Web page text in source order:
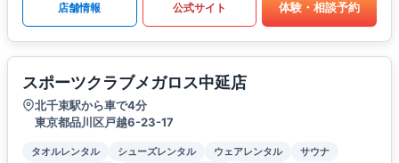
店舗情報 公式サイト 体験・相談予約
スポーツクラブメガロス中延店
北千束駅から車で4分
東京都品川区戸越6-23-17
タオルレンタル シューズレンタル ウェアレンタル
サウナ